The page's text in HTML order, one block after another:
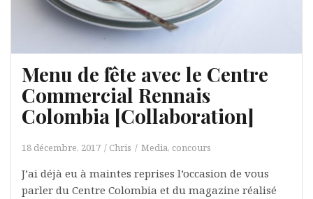
Menu de fête avec le Centre
Commercial Rennais
Colombia [Collaboration]
18 décembre, 2017 Chris Media, concours
J’ai déjà eu à maintes reprises l’occasion de vous
parler du Centre Colombia et du magazine réalisé